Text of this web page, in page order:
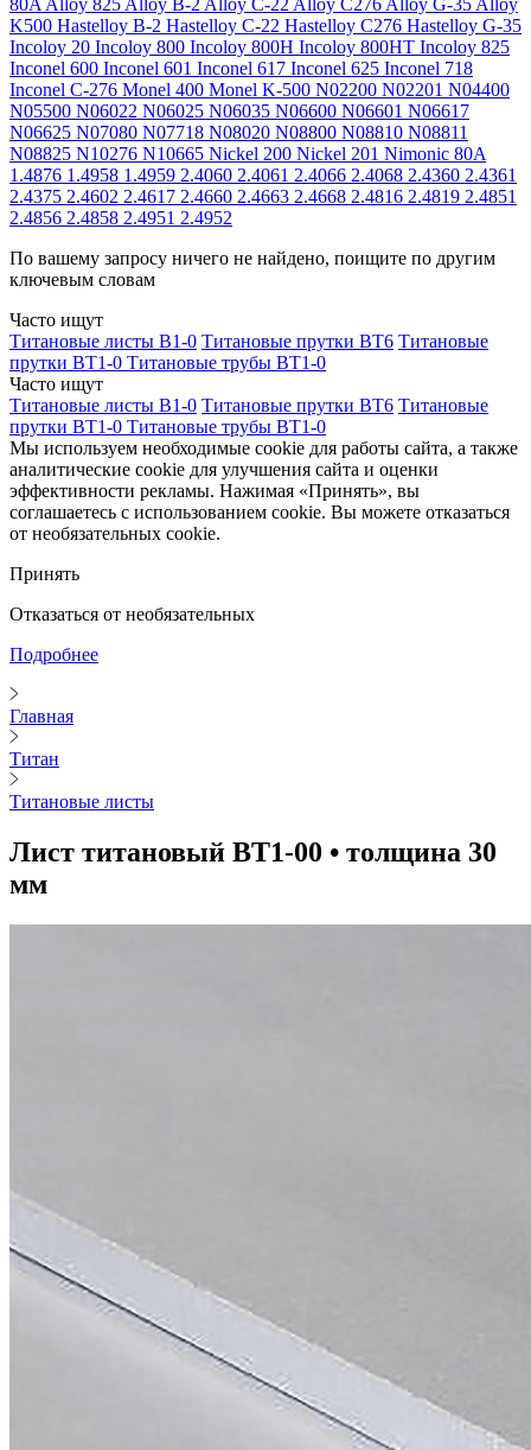
80A Alloy 825 Alloy B-2 Alloy C-22 Alloy C276 Alloy G-35 Alloy
K500 Hastelloy B-2 Hastelloy C-22 Hastelloy C276 Hastelloy G-35
Incoloy 20 Incoloy 800 Incoloy 800H Incoloy 800HT Incoloy 825
Inconel 600 Inconel 601 Inconel 617 Inconel 625 Inconel 718
Inconel C-276 Monel 400 Monel K-500 N02200 N02201 N04400
N05500 N06022 N06025 N06035 N06600 N06601 N06617
N06625 N07080 N07718 N08020 N08800 N08810 N08811
N08825 N10276 N10665 Nickel 200 Nickel 201 Nimonic 80A
1.4876 1.4958 1.4959 2.4060 2.4061 2.4066 2.4068 2.4360 2.4361
2.4375 2.4602 2.4617 2.4660 2.4663 2.4668 2.4816 2.4819 2.4851
2.4856 2.4858 2.4951 2.4952
По вашему запросу ничего не найдено, поищите по другим
ключевым словам
Часто ищут
Титановые листы В1-0 Титановые прутки ВТ6 Титановые
прутки ВТ1-0 Титановые трубы ВТ1-0
Часто ищут
Титановые листы В1-0 Титановые прутки ВТ6 Титановые
прутки ВТ1-0 Титановые трубы ВТ1-0
Мы используем необходимые cookie для работы сайта, а также
аналитические cookie для улучшения сайта и оценки
эффективности рекламы. Нажимая «Принять», вы
соглашаетесь с использованием cookie. Вы можете отказаться
от необязательных cookie.
Принять
Отказаться от необязательных
Подробнее
Главная
Титан
Титановые листы
Лист титановый ВТ1-00 • толщина 30
мм